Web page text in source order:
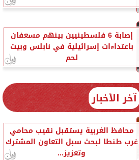
إصابة 6 فلسطينيين بينهم مسعفان
باعتداءات إسرائيلية في نابلس وبيت
لحم
آخر الأخبار
محافظ الغربية يستقبل نقيب محامي
غرب طنطا لبحث سبل التعاون المشترك
وتعزيز...